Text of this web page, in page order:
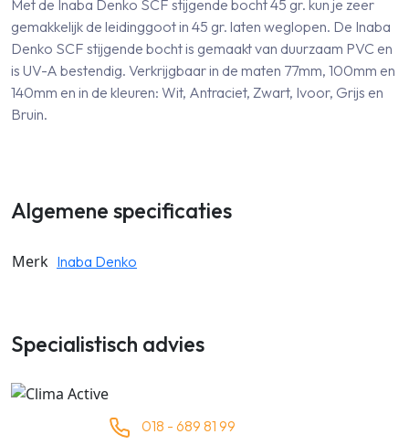
Met de Inaba Denko SCF stijgende bocht 45 gr. kun je zeer
gemakkelijk de leidinggoot in 45 gr. laten weglopen. De Inaba
Denko SCF stijgende bocht is gemaakt van duurzaam PVC en
is UV-A bestendig. Verkrijgbaar in de maten 77mm, 100mm en
140mm en in de kleuren: Wit, Antraciet, Zwart, Ivoor, Grijs en
Bruin.
Algemene specificaties
Merk Inaba Denko
Specialistisch advies
018 - 689 81 99